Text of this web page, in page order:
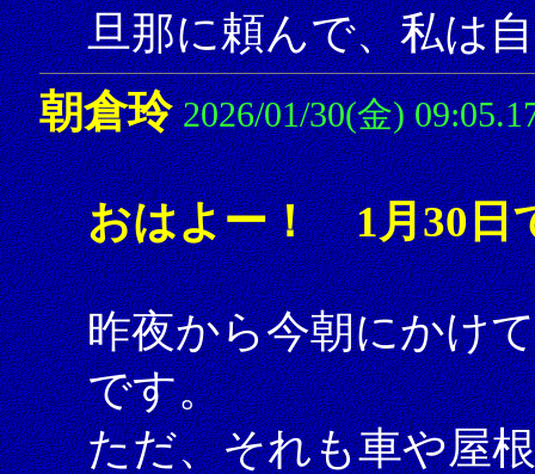
旦那に頼んで、私は
朝倉玲 2026/01/30(金)
おはよー！ 1月30日
昨夜から今朝にかけ
です。
ただ、それも車や屋